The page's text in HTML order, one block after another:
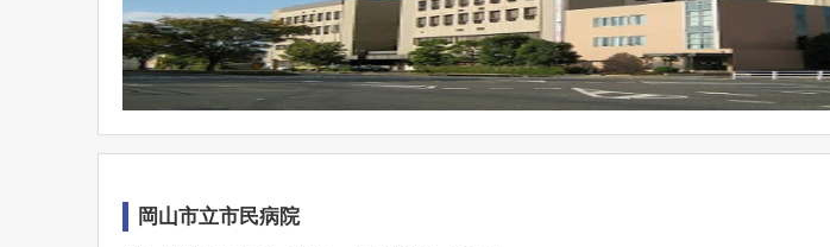
岡山市立市民病院